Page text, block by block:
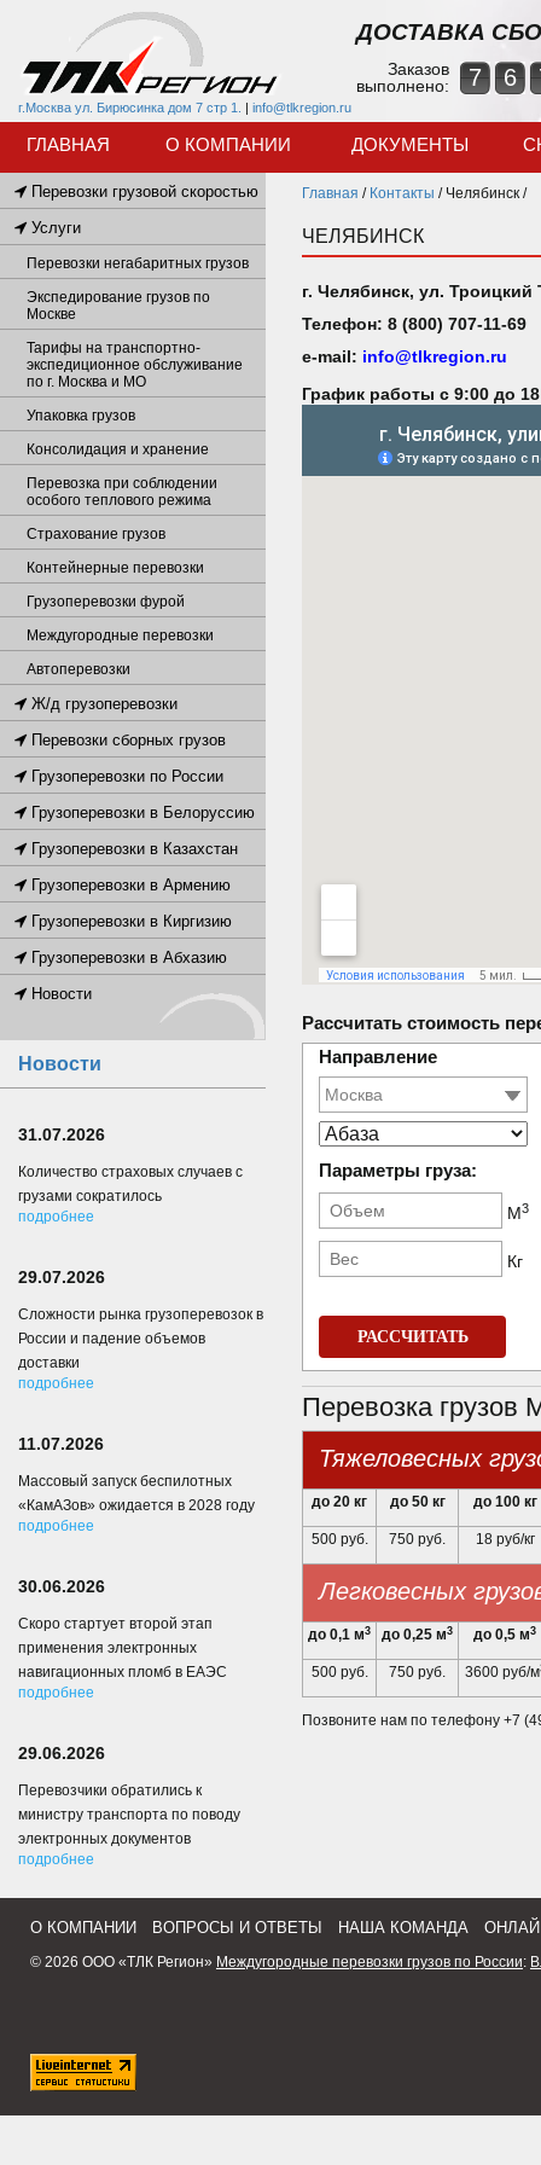
г.Москва ул. Бирюсинка дом 7 стр 1. | info@tlkregion.ru
ДОСТАВКА
Заказов
выполнено:
7 6
ГЛАВНАЯ О КОМПАНИИ ДОКУМЕНТЫ
Главная / Контакты / Челябинск /
ЧЕЛЯБИНСК
г. Челябинск, ул. Троицкий
Телефон: 8 (800) 707-11-69
e-mail: info@tlkregion.ru
График работы с 9:00 до
Рассчитать стоимость
Направление
Параметры груза:
М3
Кг
РАССЧИТАТЬ
Перевозка грузов
Тяжеловесных
до 20 кг до 50 кг до 100 кг
500 руб. 750 руб. 18 руб/кг
Легковесных
до 0,1 м3 до 0,25 м3 до 0,5 м3
500 руб. 750 руб. 3600 руб/м
Позвоните нам по телефону +7
Перевозки грузовой скоростью
Услуги
Перевозки негабаритных грузов
Экспедирование грузов по
Москве
Тарифы на транспортно-
экспедиционное обслуживание
по г. Москва и МО
Упаковка грузов
Консолидация и хранение
Перевозка при соблюдении
особого теплового режима
Страхование грузов
Контейнерные перевозки
Грузоперевозки фурой
Междугородные перевозки
Автоперевозки
Ж/д грузоперевозки
Перевозки сборных грузов
Грузоперевозки по России
Грузоперевозки в Белоруссию
Грузоперевозки в Казахстан
Грузоперевозки в Армению
Грузоперевозки в Киргизию
Грузоперевозки в Абхазию
Новости
Новости
31.07.2026
Количество страховых случаев с
грузами сократилось
подробнее
29.07.2026
Сложности рынка грузоперевозок в
России и падение объемов
доставки
подробнее
11.07.2026
Массовый запуск беспилотных
«КамАЗов» ожидается в 2028 году
подробнее
30.06.2026
Скоро стартует второй этап
применения электронных
навигационных пломб в ЕАЭС
подробнее
29.06.2026
Перевозчики обратились к
министру транспорта по поводу
электронных документов
подробнее
О КОМПАНИИ ВОПРОСЫ И ОТВЕТЫ НАША КОМАНДА
© 2026 ООО «ТЛК Регион» Междугородные перевозки грузов по России: